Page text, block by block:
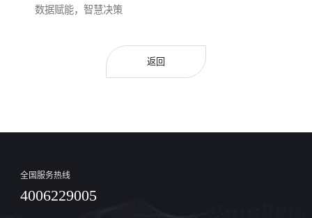
数据赋能，智慧决策
返回
全国服务热线
4006229005